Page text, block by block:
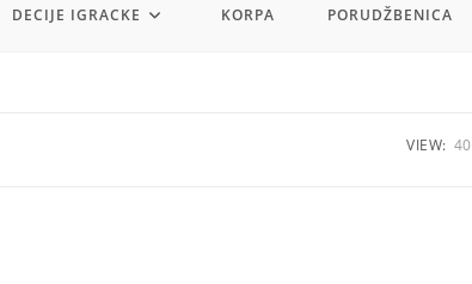
DECIJE IGRACKE KORPA PORUDŽBENICA
VIEW: 40